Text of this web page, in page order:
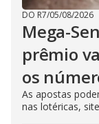
DO R7/05/08/2026
Mega-
prêmio
os
As apostas
nas lotéricas,